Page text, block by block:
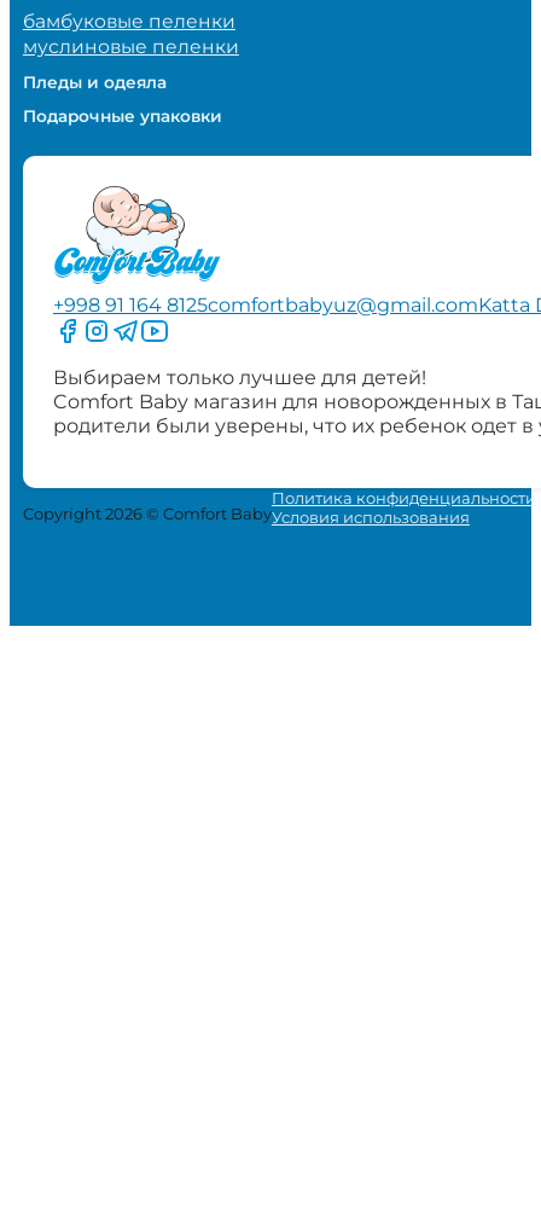
бамбуковые пеленки
муслиновые пеленки
Пледы и одеяла
Подарочные упаковки
+998 91 164 8125comfortbabyuz@gmail.comKatta
Следите за нами на Facebook
Следите за нами в Instagram
Следите за нами в Telegram
Следите за нами в YouTube
Выбираем только лучшее для детей!
Comfort Baby магазин для новорожденных в
родители были уверены, что их ребенок одет
Copyright 2026 © Comfort Baby
Политика конфиденциальности
Условия использования